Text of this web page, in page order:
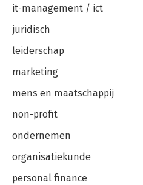
it-management / ict
juridisch
leiderschap
marketing
mens en maatschappij
non-profit
ondernemen
organisatiekunde
personal finance